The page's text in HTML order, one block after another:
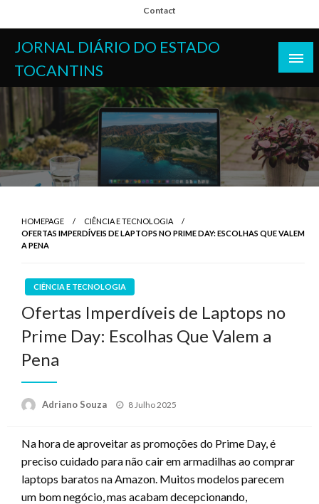
to
content
Contact
JORNAL DIÁRIO DO ESTADO
TOCANTINS
HOMEPAGE
CIÊNCIA E TECNOLOGIA
OFERTAS IMPERDÍVEIS DE LAPTOPS NO PRIME DAY: ESCOLHAS QUE VALEM
A PENA
CIÊNCIA E TECNOLOGIA
Ofertas Imperdíveis de Laptops no
Prime Day: Escolhas Que Valem a
Pena
Adriano Souza
Posted
8 Julho 2025
Na hora de aproveitar as promoções do Prime Day, é
preciso cuidado para não cair em armadilhas ao comprar
laptops baratos na Amazon. Muitos modelos parecem
um bom negócio, mas acabam decepcionando,